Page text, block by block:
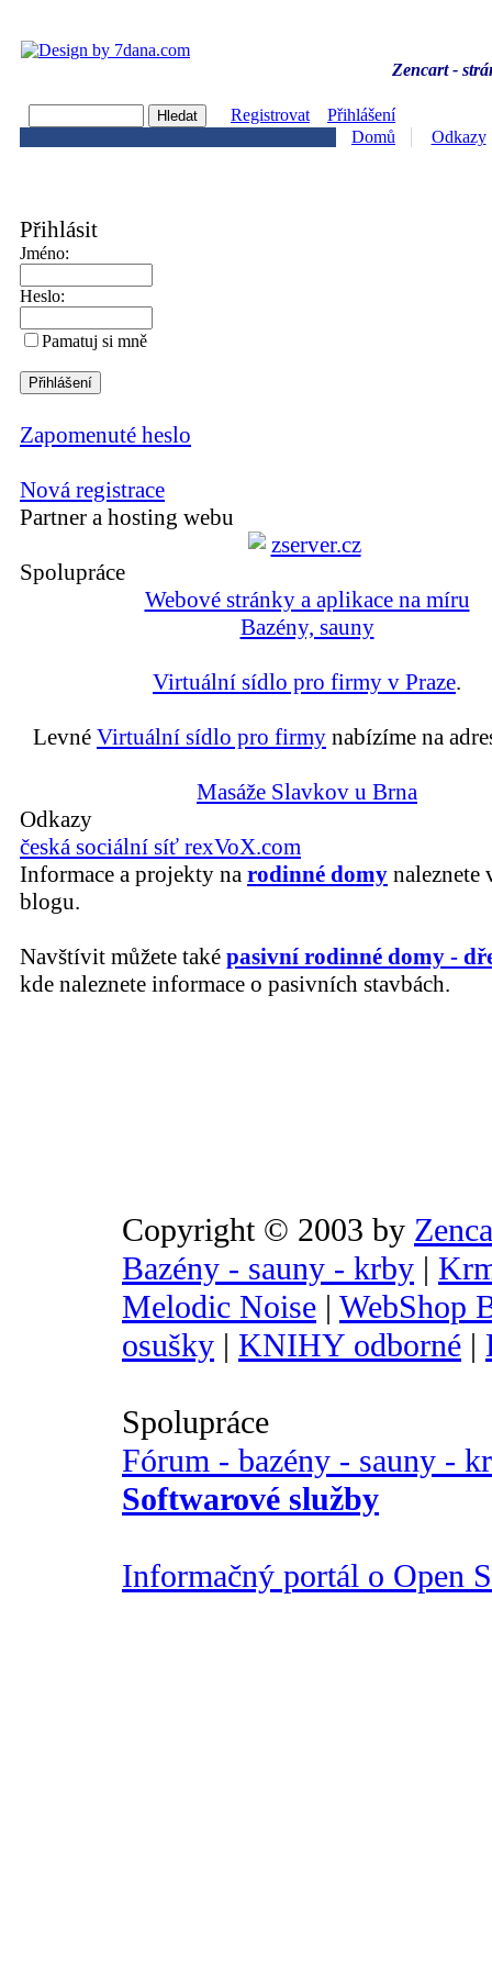
Zencart -
Registrovat
Přihlášení
Domů
Odkazy
Přihlásit
Jméno:
Heslo:
Pamatuj si mně
Zapomenuté heslo
Nová registrace
Partner a hosting webu
Spolupráce
Webové stránky a aplikace na míru
Bazény, sauny
Virtuální sídlo pro firmy v Praze.
Levné Virtuální sídlo pro firmy nabízíme na
Masáže Slavkov u Brna
Odkazy
česká sociální síť rexVoX.com
Informace a projekty na rodinné domy naleznete
blogu.
Navštívit můžete také pasivní rodinné domy -
kde naleznete informace o pasivních stavbách.
Copyright © 2003 by
Bazény - sauny - krby |
Melodic Noise | WebShop
osušky | KNIHY odborné |
Spolupráce
Fórum - bazény - sauny -
Softwarové služby
Informačný portál o Open